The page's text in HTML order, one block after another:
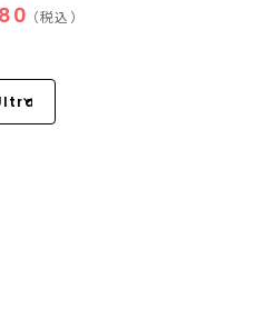
（税込）